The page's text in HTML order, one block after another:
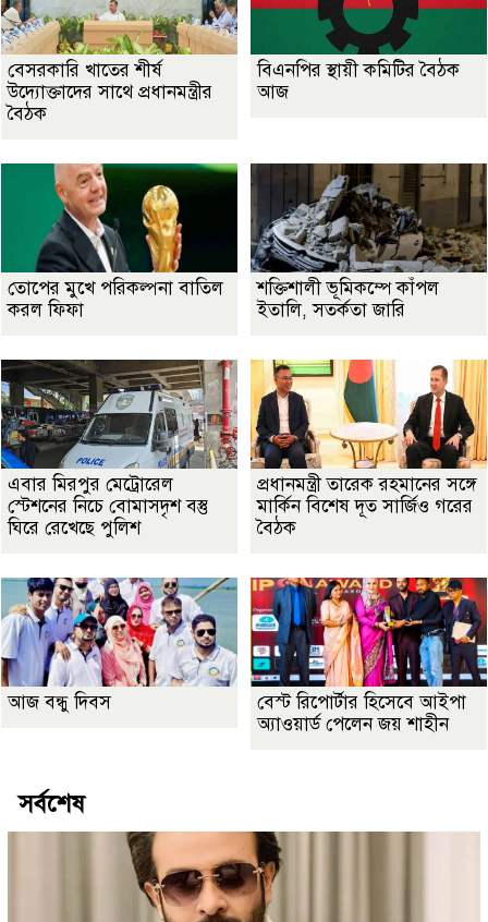
বেসরকারি খাতের শীর্ষ
উদ্যোক্তাদের সাথে প্রধানমন্ত্রীর
বৈঠক
বিএনপির স্থায়ী কমিটির বৈঠক
আজ
তোপের মুখে পরিকল্পনা বাতিল
করল ফিফা
শক্তিশালী ভূমিকম্পে কাঁপল
ইতালি, সতর্কতা জারি
এবার মিরপুর মেট্রোরেল
স্টেশনের নিচে বোমাসদৃশ বস্তু
ঘিরে রেখেছে পুলিশ
প্রধানমন্ত্রী তারেক রহমানের সঙ্গে
মার্কিন বিশেষ দূত সার্জিও গরের
বৈঠক
আজ বন্ধু দিবস
বেস্ট রিপোর্টার হিসেবে আইপা
অ্যাওয়ার্ড পেলেন জয় শাহীন
সর্বশেষ